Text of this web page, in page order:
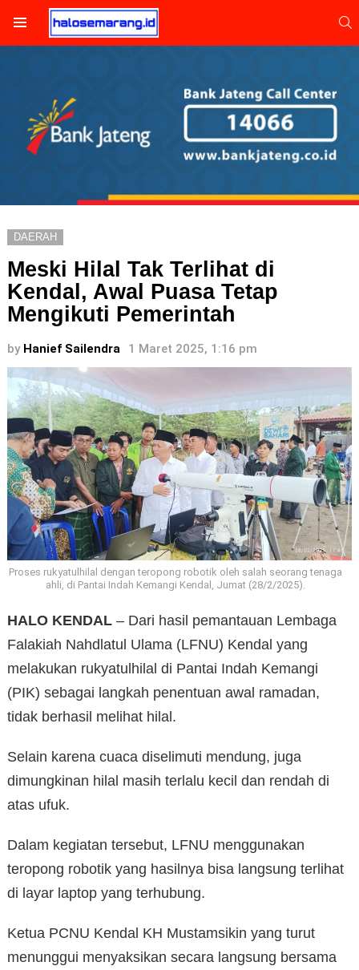
DAERAH
Meski Hilal Tak Terlihat di
Kendal, Awal Puasa Tetap
Mengikuti Pemerintah
by Hanief Sailendra 1 Maret 2025, 1:16 pm
Proses rukyatulhilal dengan teropong robotik oleh salah seorang tenaga
ahli, di Pantai Indah Kemangi Kendal, Jumat (28/2/2025).
HALO KENDAL – Dari hasil pemantauan Lembaga
Falakiah Nahdlatul Ulama (LFNU) Kendal yang
melakukan rukyatulhilal di Pantai Indah Kemangi
(PIK) sebagai langkah penentuan awal ramadan,
tidak berhasil melihat hilal.
Selain karena cuaca diselimuti mendung, juga
dimungkinan hilal masih terlalu kecil dan rendah di
atas ufuk.
Dalam kegiatan tersebut, LFNU menggunakan
teropong robotik yang hasilnya bisa langsung terlihat
di layar laptop yang terhubung.
Ketua PCNU Kendal KH Mustamsikin yang turut
menunggui menyaksikan secara langsung bersama